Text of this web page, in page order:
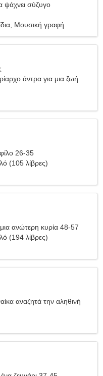
ψάχνει σύζυγο
Μουσική γραφή
άντρα για μια ζωή
φίλο 26-35
(105 λίβρες)
ανώτερη κυρία 48-57
(194 λίβρες)
αναζητά την αληθινή